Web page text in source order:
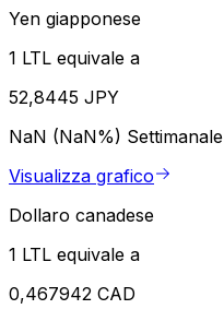
Yen giapponese
1 LTL equivale a
52,8445 JPY
NaN (NaN%) Settimanale
Visualizza grafico
Dollaro canadese
1 LTL equivale a
0,467942 CAD